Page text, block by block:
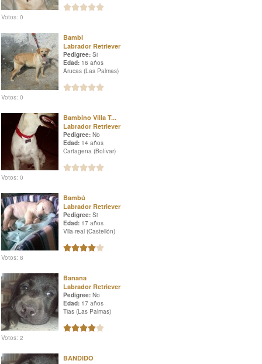
Votos: 0
Bambi
Labrador Retriever
Pedigree: Si
Edad: 16 años
Arucas (Las Palmas)
Votos: 0
Bambino Villa T...
Labrador Retriever
Pedigree: No
Edad: 14 años
Cartagena (Bolívar)
Votos: 0
Bambú
Labrador Retriever
Pedigree: Si
Edad: 17 años
Vila-real (Castellón)
Votos: 8
Banana
Labrador Retriever
Pedigree: No
Edad: 17 años
Tias (Las Palmas)
Votos: 2
BANDIDO